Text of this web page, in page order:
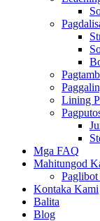
Lining
Mga FAQ
Mahitungod
Paglibot
Kontaka Kami
Balita
Blog